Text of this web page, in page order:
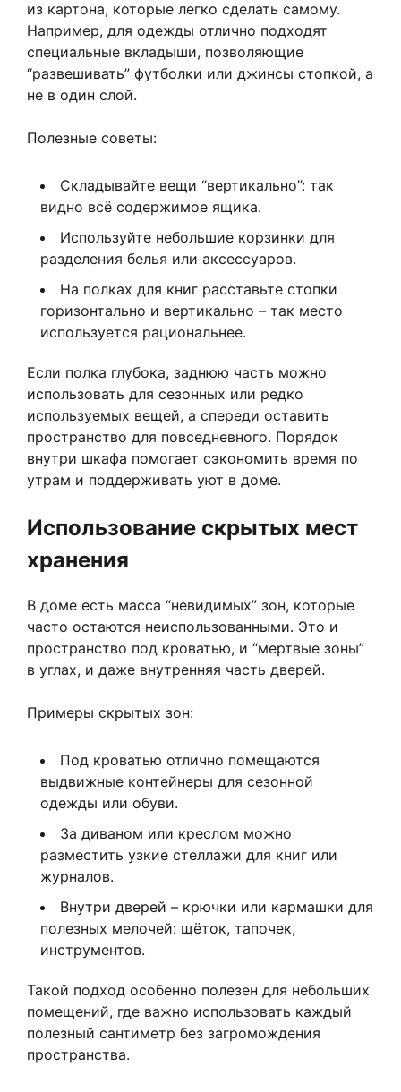
из картона, которые легко сделать самому.
Например, для одежды отлично подходят
специальные вкладыши, позволяющие
“развешивать” футболки или джинсы стопкой, а
не в один слой.
Полезные советы:
Складывайте вещи “вертикально”: так
видно всё содержимое ящика.
Используйте небольшие корзинки для
разделения белья или аксессуаров.
На полках для книг расставьте стопки
горизонтально и вертикально – так место
используется рациональнее.
Если полка глубока, заднюю часть можно
использовать для сезонных или редко
используемых вещей, а спереди оставить
пространство для повседневного. Порядок
внутри шкафа помогает сэкономить время по
утрам и поддерживать уют в доме.
Использование скрытых мест
хранения
В доме есть масса “невидимых” зон, которые
часто остаются неиспользованными. Это и
пространство под кроватью, и “мертвые зоны”
в углах, и даже внутренняя часть дверей.
Примеры скрытых зон:
Под кроватью отлично помещаются
выдвижные контейнеры для сезонной
одежды или обуви.
За диваном или креслом можно
разместить узкие стеллажи для книг или
журналов.
Внутри дверей – крючки или кармашки для
полезных мелочей: щёток, тапочек,
инструментов.
Такой подход особенно полезен для небольших
помещений, где важно использовать каждый
полезный сантиметр без загромождения
пространства.